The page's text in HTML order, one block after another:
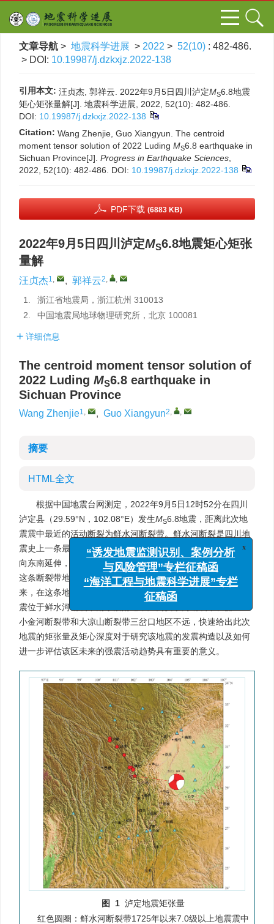
文章导航 > 地震科学进展 > 2022 > 52(10) : 482-486.
> DOI: 10.19987/j.dzkxjz.2022-138
引用本文: 汪贞杰, 郭祥云. 2022年9月5日四川泸定MS6.8地震
矩心矩张量解[J]. 地震科学进展, 2022, 52(10): 482-486.
DOI: 10.19987/j.dzkxjz.2022-138
Citation: Wang Zhenjie, Guo Xiangyun. The centroid
moment tensor solution of 2022 Luding MS6.8 earthquake in
Sichuan Province[J]. Progress in Earthquake Sciences
2022, 52(10): 482-486. DOI: 10.19987/j.dzkxjz.2022-138
PDF下载 (6883 KB)
2022年9月5日四川泸定MS6.8地震矩心矩张
量解
汪贞杰1, , 郭祥云2, ,
1.
浙江省地震局，浙江杭州 310013
2.
中国地震局地球物理研究所，北京 100081
详细信息
The centroid moment tensor solution of
2022 Luding MS6.8 earthquake in
Sichuan Province
Wang Zhenjie1, , Guo Xiangyun2, ,
摘要
HTML全文
根据中国地震台网测定，2022年9月5日12时52分在四川
泸定县（29.59°N，102.08°E）发生MS6.8地震，距离此次地
震震中最近的活动断裂为鲜水河断裂带。鲜水河断裂是四川地
震史上一条最长最活跃的地震带，该地震带西起甘孜东谷北，
向东南延伸，经炉霍、道孚、康定，南达石棉，长约400 km。
这条断裂带地震活动频繁，震级大，破坏烈度强。自1725年以
来，在这条地震带上共发生7级以上地震7次（
震位于鲜水河断裂带南东段附近，距离安宁河断裂带、丽金—
小金河断裂带和大凉山断裂带三岔口地区不远，快速给出此次
地震的矩张量及矩心深度对于研究该地震的发震构造以及如何
进一步评估该区未来的强震活动趋势具有重要的意义。
图 1 泸定地震矩张量
红色圆圈：鲜水河断裂带1725年以来7.0级以上地震震中
“诱发地震监测识别、案例分析
与风险管理”专栏征稿函
“海洋工程与地震科学进展”专栏
征稿函